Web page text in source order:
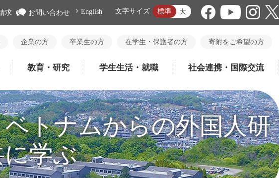
求 お問い合わせ English 文字サイズ 標準 大
企業の方 卒業生の方 在学生・保護者の方 寄附をご希望の方
教育・研究 学生生活・就職 社会連携・国際交流
トナムからの外国人研
学ぶ